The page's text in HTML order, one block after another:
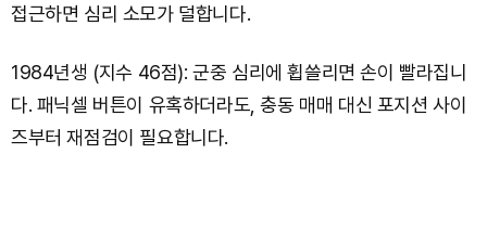
접근하면 심리 소모가 덜합니다.
1984년생 (지수 46점): 군중 심리에 휩쓸리면 손이 빨라집니
다. 패닉셀 버튼이 유혹하더라도, 충동 매매 대신 포지션 사이
즈부터 재점검이 필요합니다.